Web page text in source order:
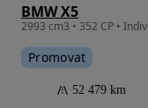
BMW X5
Promovat
52 479 km